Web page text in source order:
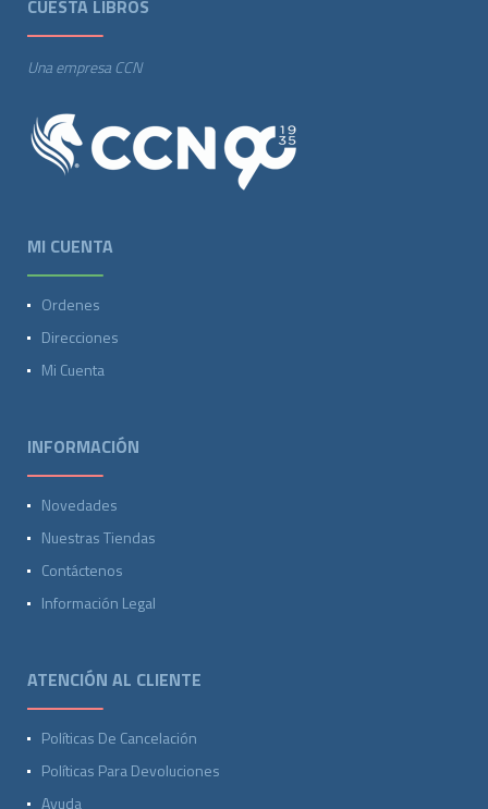
CUESTA LIBROS
Una empresa CCN
MI CUENTA
Ordenes
Direcciones
Mi Cuenta
INFORMACIÓN
Novedades
Nuestras Tiendas
Contáctenos
Información Legal
ATENCIÓN AL CLIENTE
Políticas De Cancelación
Políticas Para Devoluciones
Ayuda